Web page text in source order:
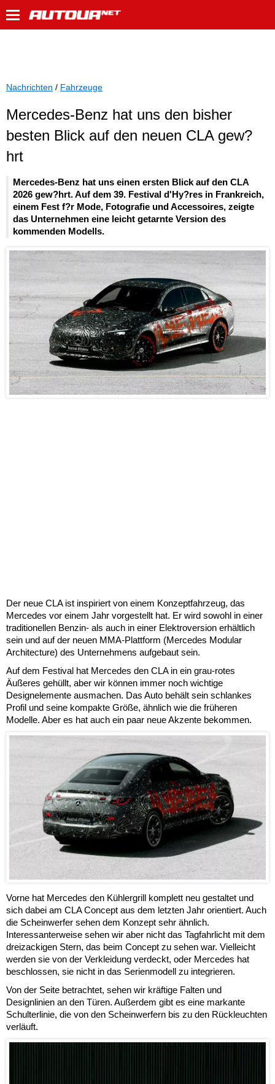
Nachrichten / Fahrzeuge
Mercedes-Benz hat uns den bisher
besten Blick auf den neuen CLA gew?
hrt
Mercedes-Benz hat uns einen ersten Blick auf den CLA
2026 gew?hrt. Auf dem 39. Festival d'Hy?res in Frankreich,
einem Fest f?r Mode, Fotografie und Accessoires, zeigte
das Unternehmen eine leicht getarnte Version des
kommenden Modells.
Der neue CLA ist inspiriert von einem Konzeptfahrzeug, das
Mercedes vor einem Jahr vorgestellt hat. Er wird sowohl in einer
traditionellen Benzin- als auch in einer Elektroversion erhältlich
sein und auf der neuen MMA-Plattform (Mercedes Modular
Architecture) des Unternehmens aufgebaut sein.
Auf dem Festival hat Mercedes den CLA in ein grau-rotes
Äußeres gehüllt, aber wir können immer noch wichtige
Designelemente ausmachen. Das Auto behält sein schlankes
Profil und seine kompakte Größe, ähnlich wie die früheren
Modelle. Aber es hat auch ein paar neue Akzente bekommen.
Vorne hat Mercedes den Kühlergrill komplett neu gestaltet und
sich dabei am CLA Concept aus dem letzten Jahr orientiert. Auch
die Scheinwerfer sehen dem Konzept sehr ähnlich.
Interessanterweise sehen wir aber nicht das Tagfahrlicht mit dem
dreizackigen Stern, das beim Concept zu sehen war. Vielleicht
werden sie von der Verkleidung verdeckt, oder Mercedes hat
beschlossen, sie nicht in das Serienmodell zu integrieren.
Von der Seite betrachtet, sehen wir kräftige Falten und
Designlinien an den Türen. Außerdem gibt es eine markante
Schulterlinie, die von den Scheinwerfern bis zu den Rückleuchten
verläuft.